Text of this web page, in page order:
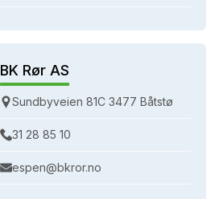
BK Rør AS
Sundbyveien 81C 3477 Båtstø
31 28 85 10
espen@bkror.no